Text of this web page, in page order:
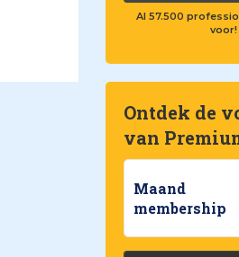
Al 57.500
voor!
Ontdek de
van
Maand
membership